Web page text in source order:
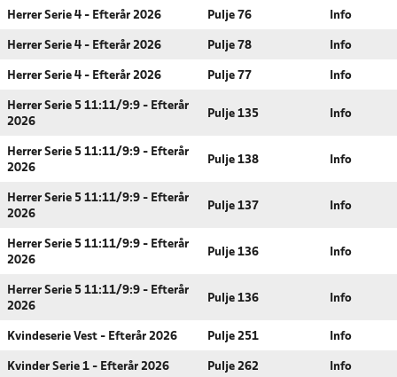
Herrer Serie 4 - Efterår 2026 Pulje 76 Info
Herrer Serie 4 - Efterår 2026 Pulje 78 Info
Herrer Serie 4 - Efterår 2026 Pulje 77 Info
Herrer Serie 5 11:11/9:9 - Efterår
2026
Pulje 135 Info
Herrer Serie 5 11:11/9:9 - Efterår
2026
Pulje 138 Info
Herrer Serie 5 11:11/9:9 - Efterår
2026
Pulje 137 Info
Herrer Serie 5 11:11/9:9 - Efterår
2026
Pulje 136 Info
Herrer Serie 5 11:11/9:9 - Efterår
2026
Pulje 136 Info
Kvindeserie Vest - Efterår 2026 Pulje 251 Info
Kvinder Serie 1 - Efterår 2026 Pulje 262 Info